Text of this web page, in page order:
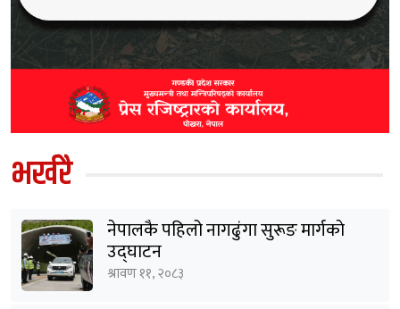
भर्खरै
नेपालकै पहिलो नागढुंगा सुरूङ मार्गकाे
उद्घाटन
श्रावण ११, २०८३